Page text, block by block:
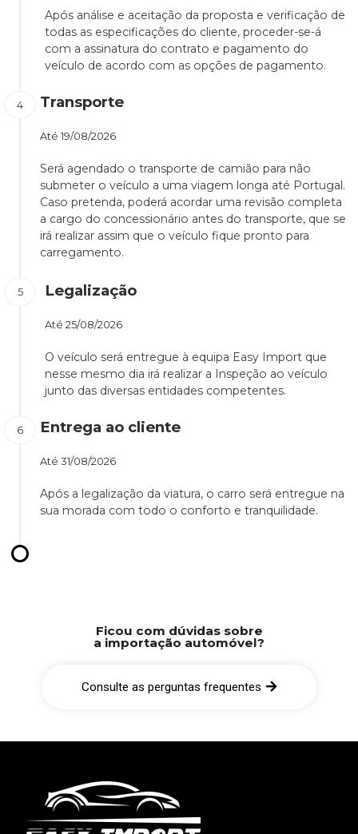
Após análise e aceitação da proposta e verificação de
todas as especificações do cliente, proceder-se-á
com a assinatura do contrato e pagamento do
veículo de acordo com as opções de pagamento.
Transporte
Até 19/08/2026
Será agendado o transporte de camião para não
submeter o veículo a uma viagem longa até Portugal.
Caso pretenda, poderá acordar uma revisão completa
a cargo do concessionário antes do transporte, que se
irá realizar assim que o veículo fique pronto para
carregamento.
Legalização
Até 25/08/2026
O veículo será entregue à equipa Easy Import que
nesse mesmo dia irá realizar a Inspeção ao veículo
junto das diversas entidades competentes.
Entrega ao cliente
Até 31/08/2026
Após a legalização da viatura, o carro será entregue na
sua morada com todo o conforto e tranquilidade.
Ficou com dúvidas sobre
a importação automóvel?
Consulte as perguntas frequentes